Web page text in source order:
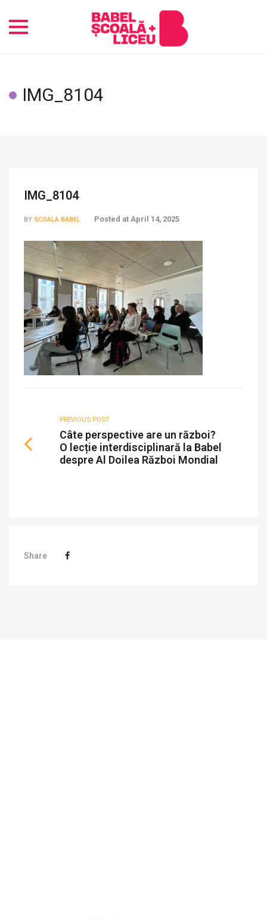
Toggle
IMG_8104
IMG_8104
BY SCOALA BABEL Posted at April 14, 2025
PREVIOUS POST
Câte perspective are un război?
O lecție interdisciplinară la Babel
despre Al Doilea Război Mondial
Share